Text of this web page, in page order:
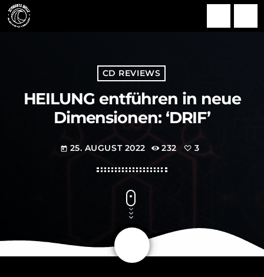
CD REVIEWS
HEILUNG entführen in neue
Dimensionen: ‘DRIF’
today 25. AUGUST 2022 232 3